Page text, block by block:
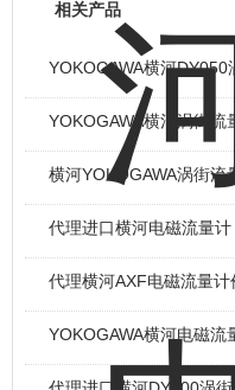
相关产品
YOKOGAWA横河DY050
YOKOGAWA横河涡街流
横河YOKOGAWA涡街流
代理进口横河电磁流量计
代理横河AXF电磁流量计
YOKOGAWA横河电磁流